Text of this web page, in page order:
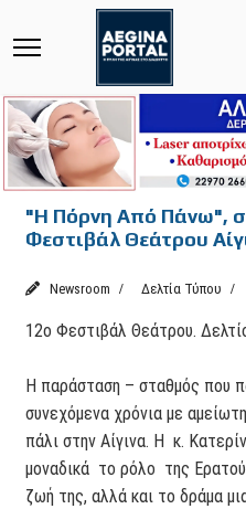
"Η Πόρνη Από Πάνω",
Φεστιβάλ Θεάτρου
Newsroom Δελτία Τύπου
12o Φεστιβάλ Θεάτρου.
Η παράσταση – σταθμός που
συνεχόμενα χρόνια με
πάλι στην Αίγινα. Η κ.
μοναδικά το ρόλο της
ζωή της, αλλά και το δράμα